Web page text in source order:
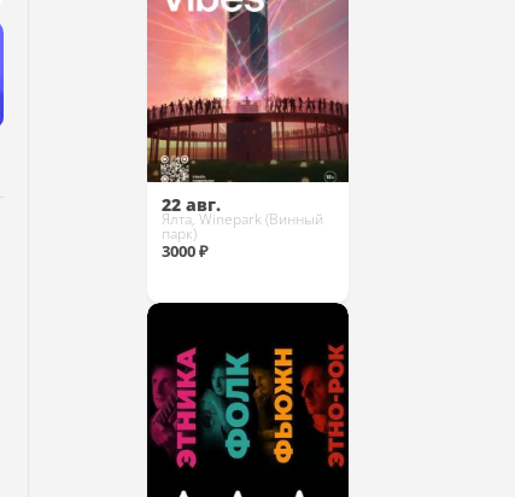
22 авг.
Ялта, Winepark (Винный
парк)
3000 ₽
Купить